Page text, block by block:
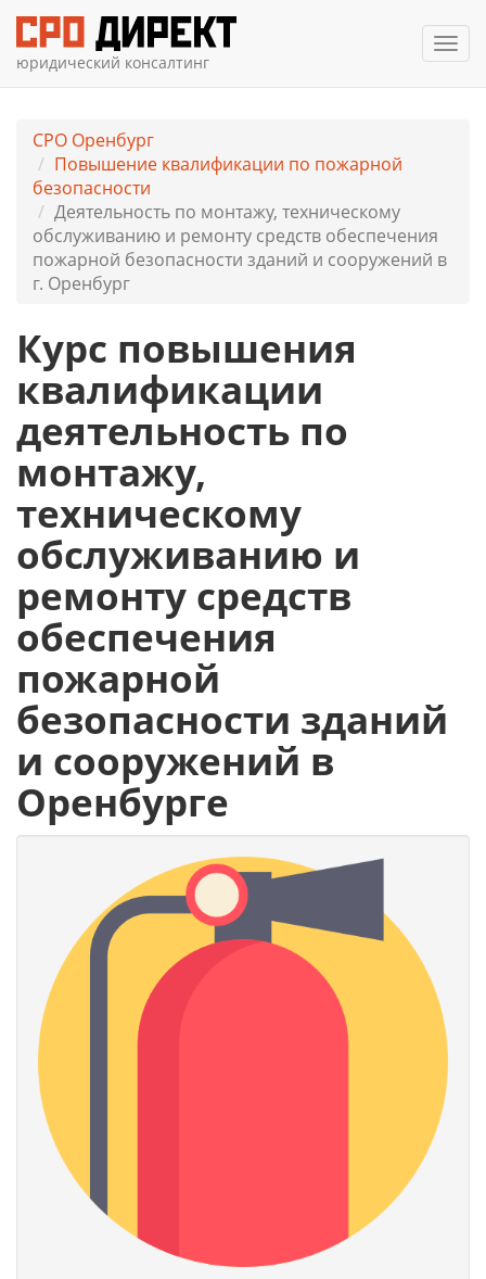
юридический консалтинг
СРО Оренбург
Повышение квалификации по пожарной
безопасности
Деятельность по монтажу, техническому
обслуживанию и ремонту средств обеспечения
пожарной безопасности зданий и сооружений в
г. Оренбург
Курс повышения
квалификации
деятельность по
монтажу,
техническому
обслуживанию и
ремонту средств
обеспечения
пожарной
безопасности зданий
и сооружений в
Оренбурге